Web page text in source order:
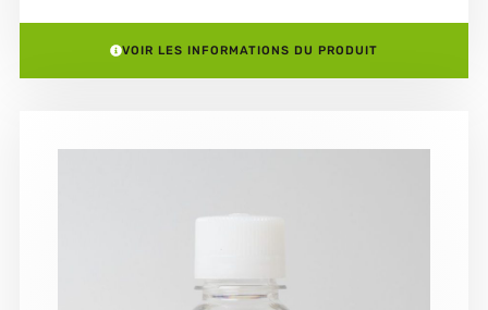
VOIR LES INFORMATIONS DU PRODUIT